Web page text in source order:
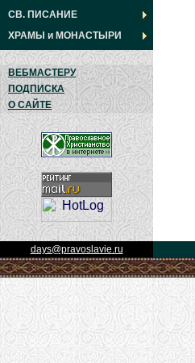
СВ. ПИСАНИЕ
ХРАМЫ и МОНАСТЫРИ
ВЕБМАСТЕРУ
ПОДПИСКА
О САЙТЕ
days@pravoslavie.ru